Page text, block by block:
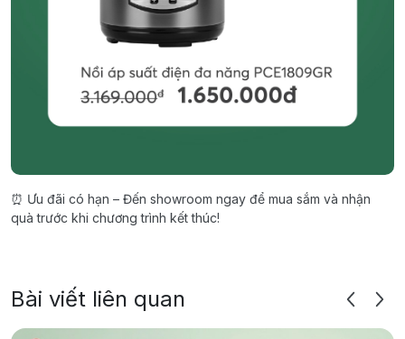
⏰ Ưu đãi có hạn – Đến showroom ngay để mua sắm và nhận
quà trước khi chương trình kết thúc!
Bài viết liên quan